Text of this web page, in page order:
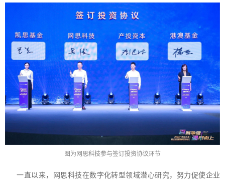
图为网思科技参与签订投资协议环节
一直以来，网思科技在数字化转型领域潜心研究，努力促使企业